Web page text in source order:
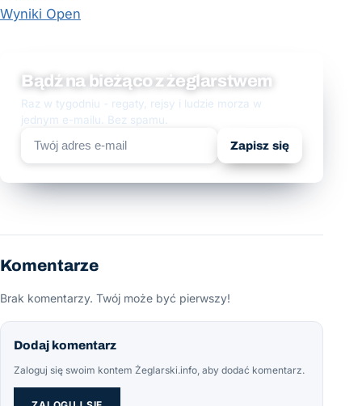
Wyniki Open
Bądź na bieżąco z żeglarstwem
Raz w tygodniu - regaty, rejsy i ludzie morza w
jednym e-mailu. Bez spamu.
Zapisz się
Komentarze
Brak komentarzy. Twój może być pierwszy!
Dodaj komentarz
Zaloguj się swoim kontem Żeglarski.info, aby dodać komentarz.